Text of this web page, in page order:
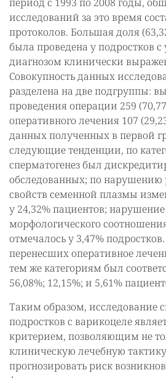
исследований за это время
протоколов. Большая доля
была проведена у подростков
диагнозом клинически
Совокупность данных
разделена на две подгруппы:
проведения операции 259
оперативного лечения 107
данных полученных в первой
следующие тенденции, по
сперматогенез был
обследованных; по нарушению
свойств семенной плазмы
у 24,32% пациентов;
морфологического
отмечалось у 3,47%
перенесших оперативное
тем же категориям был
56,08%; 12,15%; и 5,61%
Таким образом, исследование
подростков с варикоцеле
критерием, позволяющим не
клиническую лечебную
прогнозировать риск